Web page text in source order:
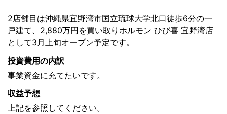
2店舗目は沖縄県宜野湾市国立琉球大学北口徒歩6分の一
戸建て、2,880万円を買い取りホルモン ひび喜 宜野湾店
として3月上旬オープン予定です。
投資費用の内訳
事業資金に充てたいです。
収益予想
上記を参照してください。